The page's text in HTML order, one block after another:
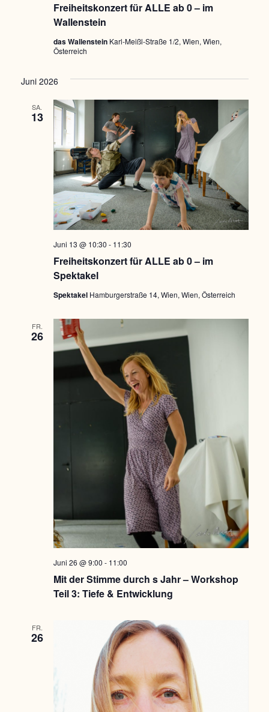
Freiheitskonzert für ALLE ab 0 – im
Wallenstein
das Wallenstein Karl-Meißl-Straße 1/2, Wien, Wien,
Österreich
Juni 2026
SA.
13
Freiheitskonzert für ALLE ab 0 – im
Spektakel
Juni 13 @ 10:30 - 11:30
Spektakel Hamburgerstraße 14, Wien, Wien, Österreich
FR.
26
Mit der Stimme durch s Jahr – Workshop
Teil 3: Tiefe & Entwicklung
Juni 26 @ 9:00 - 11:00
FR.
26